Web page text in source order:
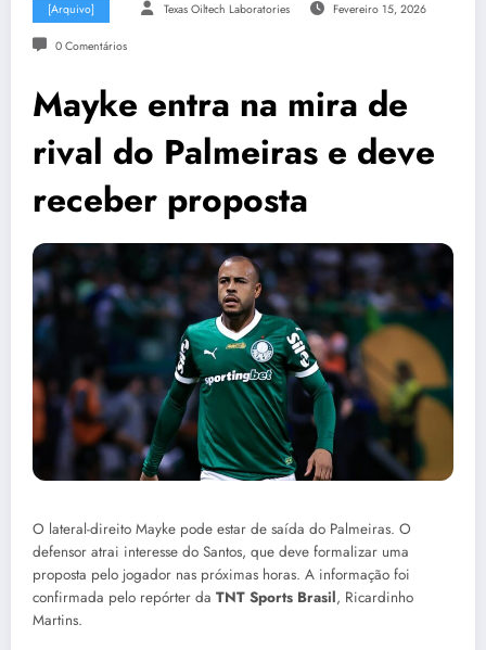
[Arquivo] Texas Oiltech Laboratories Fevereiro 15, 2026
0 Comentários
Mayke entra na mira de
rival do Palmeiras e deve
receber proposta
O lateral-direito Mayke pode estar de saída do Palmeiras. O
defensor atrai interesse do Santos, que deve formalizar uma
proposta pelo jogador nas próximas horas. A informação foi
confirmada pelo repórter da TNT Sports Brasil, Ricardinho
Martins.